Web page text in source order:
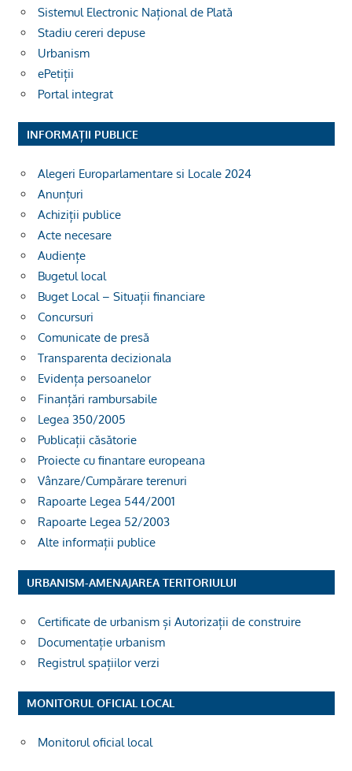
Sistemul Electronic Național de Plată
Stadiu cereri depuse
Urbanism
ePetiții
Portal integrat
INFORMAȚII PUBLICE
Alegeri Europarlamentare si Locale 2024
Anunțuri
Achiziții publice
Acte necesare
Audiențe
Bugetul local
Buget Local – Situații financiare
Concursuri
Comunicate de presă
Transparenta decizionala
Evidența persoanelor
Finanțări rambursabile
Legea 350/2005
Publicații căsătorie
Proiecte cu finantare europeana
Vânzare/Cumpărare terenuri
Rapoarte Legea 544/2001
Rapoarte Legea 52/2003
Alte informații publice
URBANISM-AMENAJAREA TERITORIULUI
Certificate de urbanism și Autorizații de construire
Documentație urbanism
Registrul spațiilor verzi
MONITORUL OFICIAL LOCAL
Monitorul oficial local